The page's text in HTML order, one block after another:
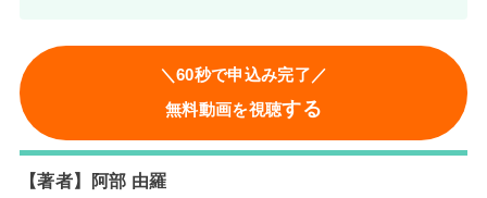
＼60秒で申込み完了／
無料動画を視聴する
【著者】阿部 由羅